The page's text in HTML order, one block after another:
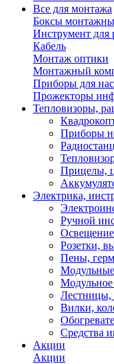
Все для монтажа
Боксы
Инструмент для
Кабель
Монтаж оптики
Монтажный
Приборы для
Прожекторы
Тепловизоры,
Приборы
Прицелы,
Электрика,
Ручной
Освещение
Розетки,
Пены,
Модульное
Лестницы,
Вилки,
Средства
Акции
Акции